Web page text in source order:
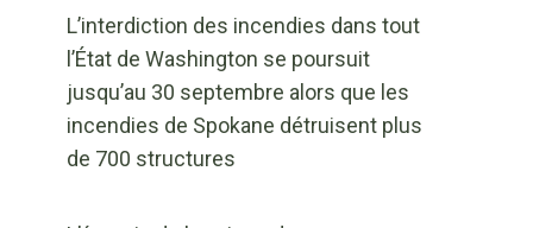
L’interdiction des incendies dans tout
l’État de Washington se poursuit
jusqu’au 30 septembre alors que les
incendies de Spokane détruisent plus
de 700 structures